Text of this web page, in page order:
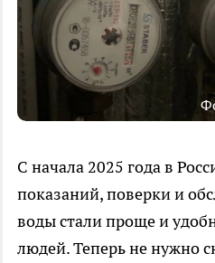
С начала 2025 года в
показаний, поверки и
воды стали проще и
людей. Теперь не нужно